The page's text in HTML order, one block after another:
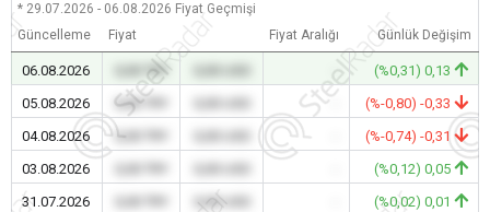
* 29.07.2026 - 06.08.2026 Fiyat Geçmişi
Güncelleme
Fiyat Fiyat Aralığı Günlük Değişim
06.08.2026 0,00 TRY -
(%0,31) 0,13
05.08.2026
0,00 TRY
(%-0,80) -0,33
04.08.2026
0,00 TRY
(%-0,74) -0,31
03.08.2026
(%0,12) 0,05
31.07.2026
0,00 USD
(%0,02) 0,01